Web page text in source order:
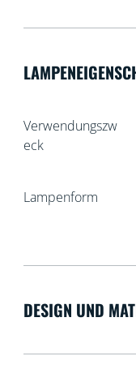
Verwendungszw
eck
Lampenform
DESIGN UND